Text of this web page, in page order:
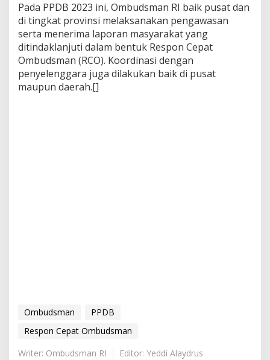
Pada PPDB 2023 ini, Ombudsman RI baik pusat dan
di tingkat provinsi melaksanakan pengawasan
serta menerima laporan masyarakat yang
ditindaklanjuti dalam bentuk Respon Cepat
Ombudsman (RCO). Koordinasi dengan
penyelenggara juga dilakukan baik di pusat
maupun daerah.[]
Ombudsman
PPDB
Respon Cepat Ombudsman
Writer: Ombudsman RI
Editor: Yeddi Alaydrus